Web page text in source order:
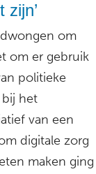
zijn’
om
om er gebruik
politieke
bij het
van een
digitale zorg
maken ging